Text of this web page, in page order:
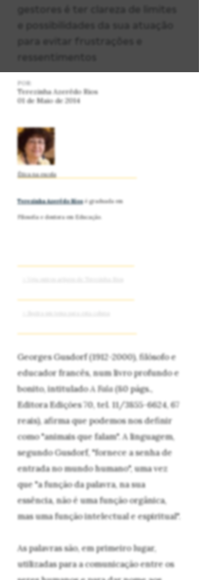
POR:
Terezinha Azerêdo Rios
01 de Maio de 2014
Ética na escola
Terezinha Azerêdo Riosé graduada em
Filosofia e doutora em Educação.
Georges Gusdorf (1912-2000), filósofo e
educador francês, num livro profundo e
bonito, intituladoA Fala(80 págs.,
Editora Edições 70, tel. 11/3855-6624, 67
reais), afirma que podemos nos definir
como "animais que falam". A linguagem,
segundo Gusdorf, "fornece a senha de
entrada no mundo humano", uma vez
que "a função da palavra, na sua
essência, não é uma função orgânica,
mas uma função intelectual e espiritual".
As palavras são, em primeiro lugar,
utilizadas para a comunicação entre os